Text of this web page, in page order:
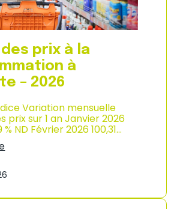
i
n
d
u
s
t
r
i
–
2
0
6
l
a
c
o
n
s
o
m
a
t
i
n
n
M
prix à la
à
– 2026
Variation mensuelle
prix sur 1 an Janvier 2026
% ND Février 2026 100,31…
n
i